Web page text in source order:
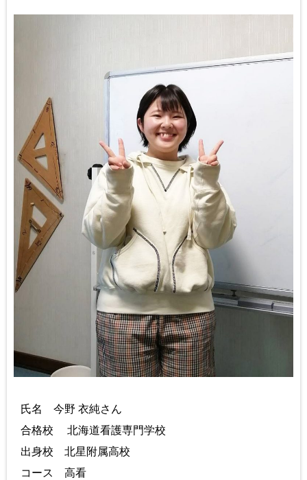
氏名 今野 衣純さん
合格校 北海道看護専門学校
出身校 北星附属高校
コース 高看